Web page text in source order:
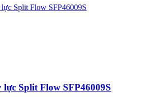
Split Flow SFP46009S